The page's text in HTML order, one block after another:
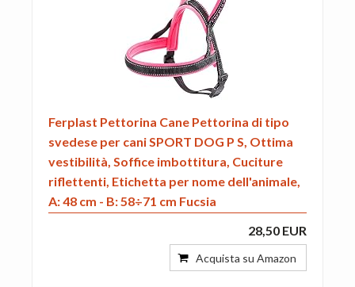
Ferplast Pettorina Cane Pettorina di tipo
svedese per cani SPORT DOG P S, Ottima
vestibilità, Soffice imbottitura, Cuciture
riflettenti, Etichetta per nome dell'animale,
A: 48 cm - B: 58÷71 cm Fucsia
28,50 EUR
Acquista su Amazon